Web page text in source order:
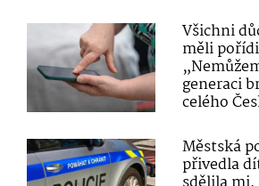
Všichni
měli
generaci
celého
Městská
přivedla